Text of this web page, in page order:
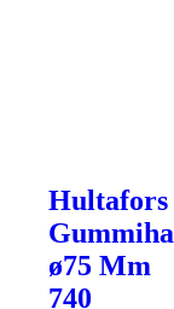
Hultafors
ø75 Mm
740